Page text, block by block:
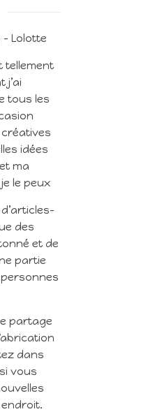
– Lolotte
tellement
j’ai
tous les
créatives
idées
ma
le peux
des
et de
partie
partage
dans
vous